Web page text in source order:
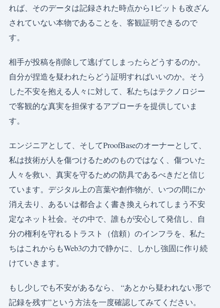
れば、そのデータは記録された時点から1ビットも改ざん
されていない本物であることを、客観証明できるので
す。
相手が投稿を削除して逃げてしまったらどうするのか。
自分が捏造を疑われたらどう証明すればいいのか。そう
した不安を抱える人々に対して、私たちはテクノロジー
で客観的な真実を担保するアプローチを提供していま
す。
エンジニアとして、そしてProofBaseのオーナーとして、
私は技術が人を傷つけるためのものではなく、傷ついた
人々を救い、真実を守るための防具であるべきだと信じ
ています。デジタル上の言葉や創作物が、いつの間にか
消え去り、あるいは都合よく書き換えられてしまう不安
定なネット社会。その中で、誰もが安心して発信し、自
分の権利を守れるトラスト（信頼）のインフラを、私た
ちはこれからもWeb3の力で静かに、しかし強固に作り続
けていきます。
もし少しでも不安があるなら、 “あとから疑われない形で
記録を残す”という方法を一度確認してみてください。